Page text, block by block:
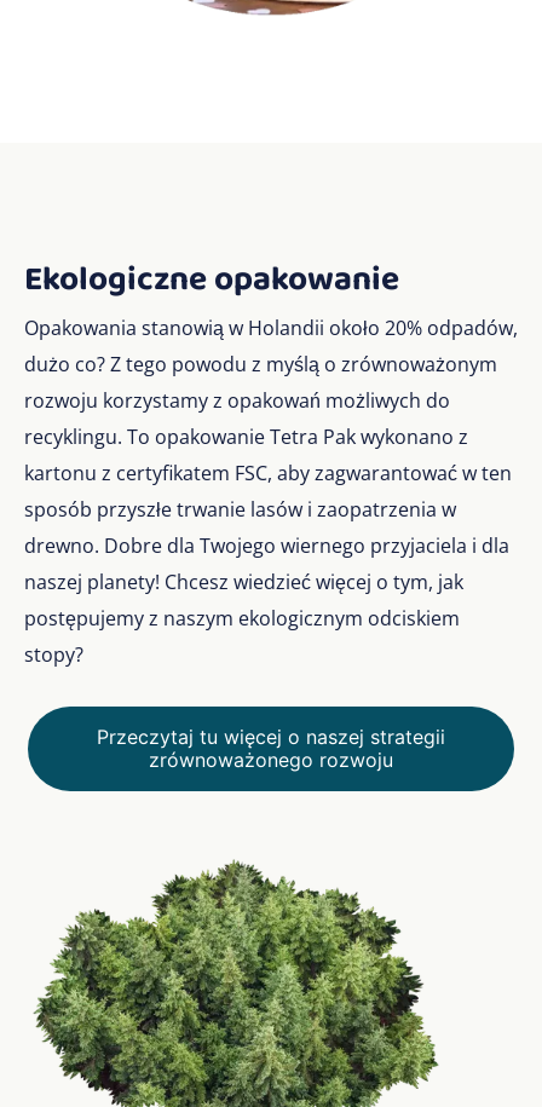
Ekologiczne opakowanie
Opakowania stanowią w Holandii około 20% odpadów,
dużo co? Z tego powodu z myślą o zrównoważonym
rozwoju korzystamy z opakowań możliwych do
recyklingu. To opakowanie Tetra Pak wykonano z
kartonu z certyfikatem FSC, aby zagwarantować w ten
sposób przyszłe trwanie lasów i zaopatrzenia w
drewno. Dobre dla Twojego wiernego przyjaciela i dla
naszej planety! Chcesz wiedzieć więcej o tym, jak
postępujemy z naszym ekologicznym odciskiem
stopy?
Przeczytaj tu więcej o naszej strategii
zrównoważonego rozwoju